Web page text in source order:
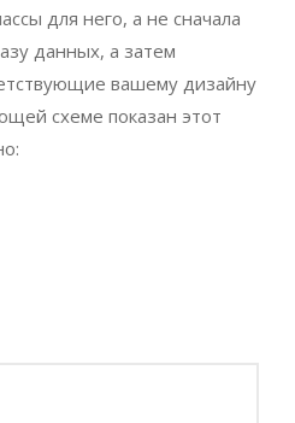
для него, а не сначала
данных, а затем
вашему дизайну
схеме показан этот